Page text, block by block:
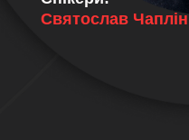
Святослав Чаплін